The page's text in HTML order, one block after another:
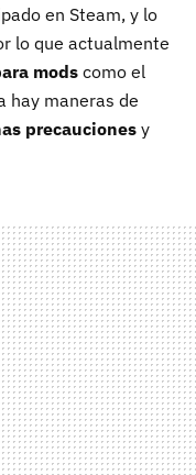
en Steam, y lo
lo que actualmente
mods como el
hay maneras de
precauciones y